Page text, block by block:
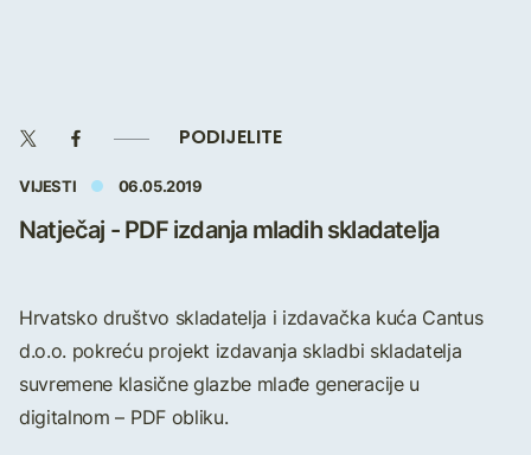
PODIJELITE
VIJESTI 06.05.2019
Natječaj - PDF izdanja mladih skladatelja
Hrvatsko društvo skladatelja i izdavačka kuća Cantus
d.o.o. pokreću projekt izdavanja skladbi skladatelja
suvremene klasične glazbe mlađe generacije u
digitalnom – PDF obliku.